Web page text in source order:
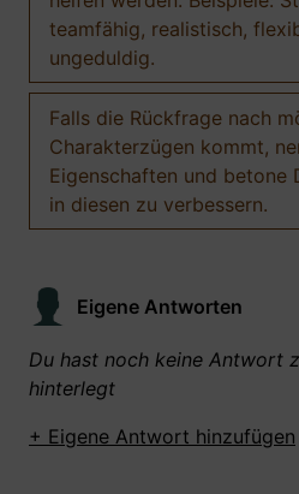
teamfähig, realistisch,
ungeduldig.
Falls die Rückfrage nach
Charakterzügen kommt,
Eigenschaften und betone
in diesen zu verbessern.
Eigene Antworten
Du hast noch keine Antwort
hinterlegt
+ Eigene Antwort hinzufügen